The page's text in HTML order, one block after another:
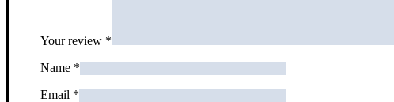
Your review *
Name *
Email *